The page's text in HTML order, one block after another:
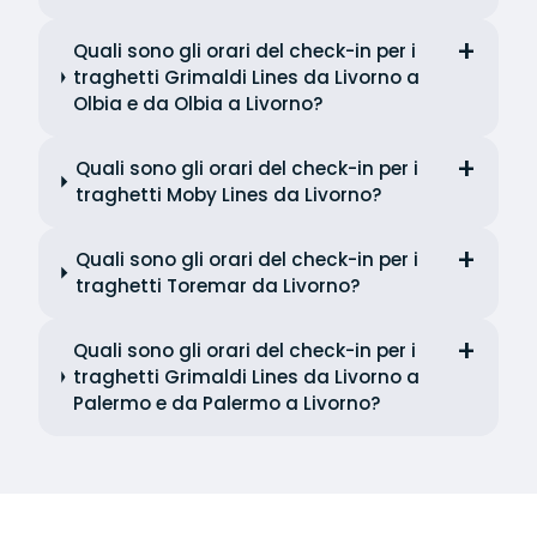
Quali sono gli orari del check-in per i
traghetti Grimaldi Lines da Livorno a
Olbia e da Olbia a Livorno?
Quali sono gli orari del check-in per i
traghetti Moby Lines da Livorno?
Quali sono gli orari del check-in per i
traghetti Toremar da Livorno?
Quali sono gli orari del check-in per i
traghetti Grimaldi Lines da Livorno a
Palermo e da Palermo a Livorno?